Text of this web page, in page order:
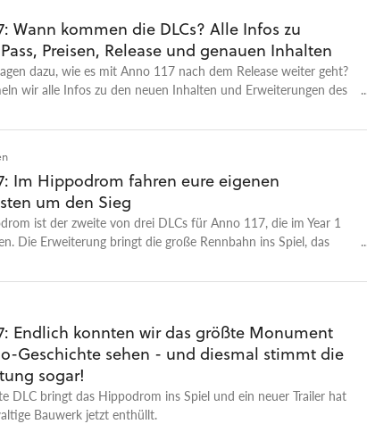
Wann kommen die DLCs? Alle Infos zu
Preisen, Release und genauen Inhalten
dazu, wie es mit Anno 117 nach dem Release weiter geht?
wir alle Infos zu den neuen Inhalten und Erweiterungen des
Im Hippodrom fahren eure eigenen
um den Sieg
ist der zweite von drei DLCs für Anno 117, die im Year 1
Die Erweiterung bringt die große Rennbahn ins Spiel, das
an denen Spezialisten teilnehmen dürfen. Was die für ihren Sieg
Erweiterung noch nicht.
Endlich konnten wir das größte Monument
Geschichte sehen - und diesmal stimmt die
sogar!
DLC bringt das Hippodrom ins Spiel und ein neuer Trailer hat
Bauwerk jetzt enthüllt.